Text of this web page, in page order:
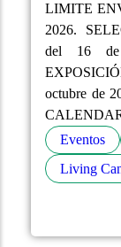
LIMITE
2026.
del 16
octubre de
Eventos
Living